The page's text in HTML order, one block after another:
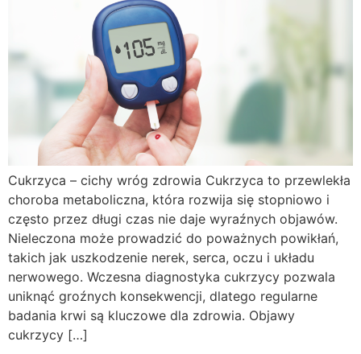
Cukrzyca – cichy wróg zdrowia Cukrzyca to przewlekła
choroba metaboliczna, która rozwija się stopniowo i
często przez długi czas nie daje wyraźnych objawów.
Nieleczona może prowadzić do poważnych powikłań,
takich jak uszkodzenie nerek, serca, oczu i układu
nerwowego. Wczesna diagnostyka cukrzycy pozwala
uniknąć groźnych konsekwencji, dlatego regularne
badania krwi są kluczowe dla zdrowia. Objawy
cukrzycy […]